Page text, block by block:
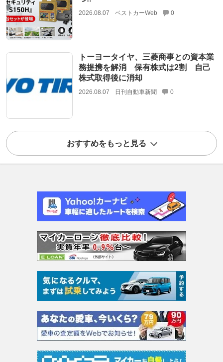
2026.08.07 ベストカーWeb 0
トーヨータイヤ、三菱商事との資本業
務提携を解消 保有株式は2割 自己
株式取得後に消却
2026.08.07 日刊自動車新聞 0
おすすめをもっと見る